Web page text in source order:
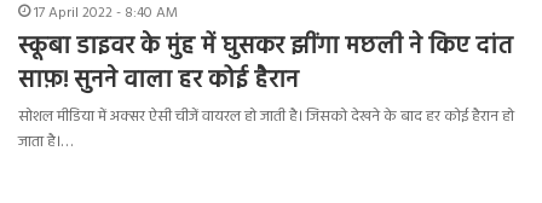
17 April 2022 - 8:40 AM
स्कूबा डाइवर के मुंह में घुसकर झींगा मछली ने किए दांत
साफ़! सुनने वाला हर कोई हैरान
सोशल मीडिया में अक्सर ऐसी चीजें वायरल हो जाती है। जिसको देखने के बाद हर कोई हैरान हो
जाता है।…